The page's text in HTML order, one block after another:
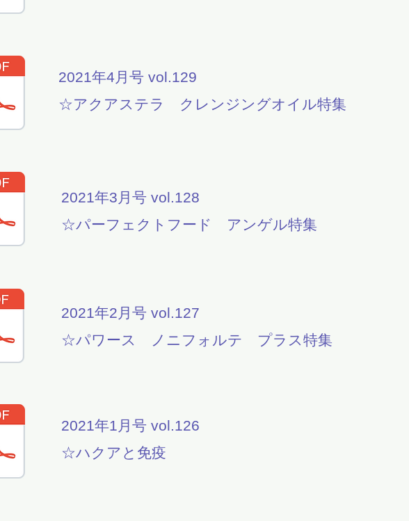
2021年4月号 vol.129
☆アクアステラ クレンジングオイル特集
2021年3月号 vol.128
☆パーフェクトフード アンゲル特集
2021年2月号 vol.127
☆パワース ノニフォルテ プラス特集
2021年1月号 vol.126
☆ハクアと免疫